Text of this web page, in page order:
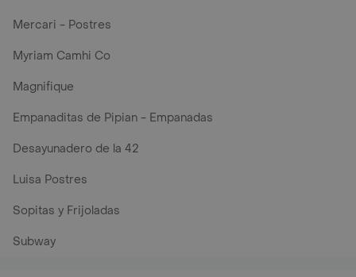
Mercari - Postres
Myriam Camhi Co
Magnifique
Empanaditas de Pipian - Empanadas
Desayunadero de la 42
Luisa Postres
Sopitas y Frijoladas
Subway